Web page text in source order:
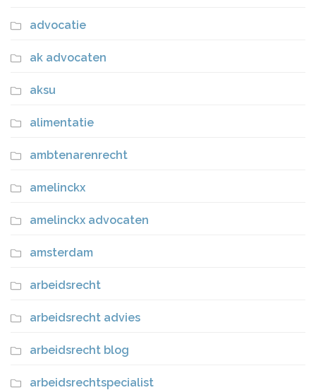
advocatie
ak advocaten
aksu
alimentatie
ambtenarenrecht
amelinckx
amelinckx advocaten
amsterdam
arbeidsrecht
arbeidsrecht advies
arbeidsrecht blog
arbeidsrechtspecialist